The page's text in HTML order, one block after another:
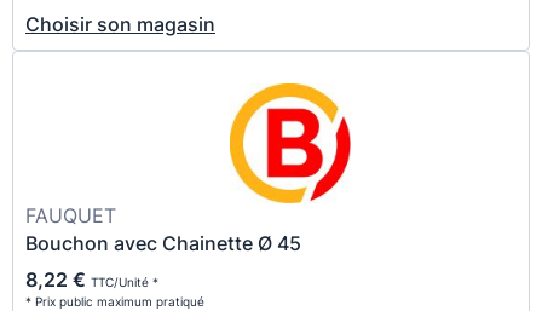
Choisir son magasin
FAUQUET
Bouchon avec Chainette Ø 45
8,22 € TTC/Unité *
* Prix public maximum pratiqué